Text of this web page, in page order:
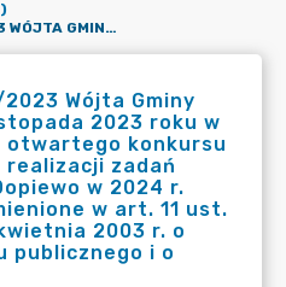
ZARZĄDZENIE NR 777/2023 WÓJTA GMINY DOPIEWO Z DNIA 21 LISTOPADA 2023 ROKU W SPRAWIE: OGŁOSZENIA OTWARTEGO KONKURSU OFERT NA WSPIERANIE REALIZACJI ZADAŃ PUBLICZNYCH GMINY DOPIEWO W 2024 R. PRZEZ PODMIOTY WYMIENIONE W ART. 11 UST. 3 USTAWY Z DNIA 24 KWIETNIA 2003 R. O DZIAŁALNOŚCI POŻYTKU PUBLICZNEGO I O WOLONTARIACIE
Wójta Gminy
2023 roku w
otwartego konkursu
zadań
w 2024 r.
w art. 11 ust.
2003 r. o
publicznego i o